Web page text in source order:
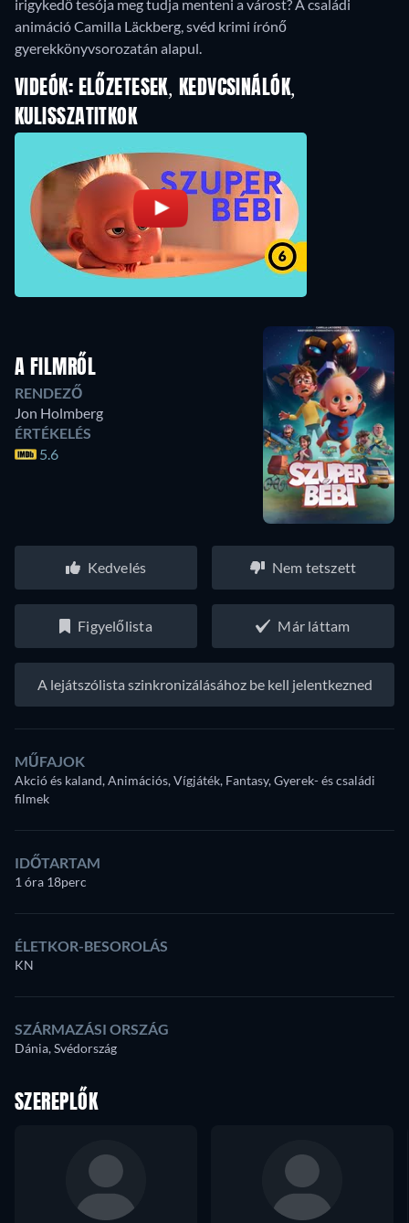
irigykedő tesója meg tudja menteni a várost? A családi
animáció Camilla Läckberg, svéd krimi írónő
gyerekkönyvsorozatán alapul.
VIDEÓK: ELŐZETESEK, KEDVCSINÁLÓK,
KULISSZATITKOK
A FILMRŐL
RENDEZŐ
Jon Holmberg
ÉRTÉKELÉS
5.6
Kedvelés Nem tetszett
Figyelőlista Már láttam
A lejátszólista szinkronizálásához be kell jelentkezned
MŰFAJOK
Akció és kaland, Animációs, Vígjáték, Fantasy, Gyerek- és családi
filmek
IDŐTARTAM
1 óra 18perc
ÉLETKOR-BESOROLÁS
KN
SZÁRMAZÁSI ORSZÁG
Dánia, Svédország
SZEREPLŐK